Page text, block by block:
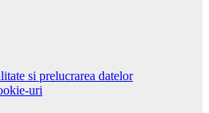
si prelucrarea datelor
uri